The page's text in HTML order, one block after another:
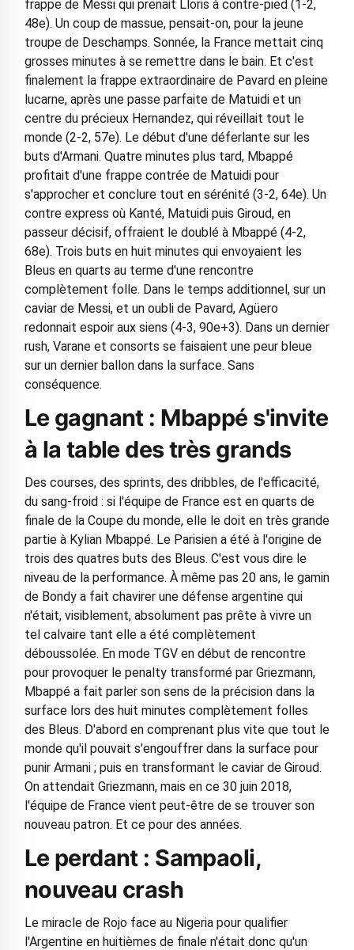
frappe de Messi qui prenait Lloris à contre-pied (1-2,
48e). Un coup de massue, pensait-on, pour la jeune
troupe de Deschamps. Sonnée, la France mettait cinq
grosses minutes à se remettre dans le bain. Et c'est
finalement la frappe extraordinaire de Pavard en pleine
lucarne, après une passe parfaite de Matuidi et un
centre du précieux Hernandez, qui réveillait tout le
monde (2-2, 57e). Le début d'une déferlante sur les
buts d'Armani. Quatre minutes plus tard, Mbappé
profitait d'une frappe contrée de Matuidi pour
s'approcher et conclure tout en sérénité (3-2, 64e). Un
contre express où Kanté, Matuidi puis Giroud, en
passeur décisif, offraient le doublé à Mbappé (4-2,
68e). Trois buts en huit minutes qui envoyaient les
Bleus en quarts au terme d'une rencontre
complètement folle. Dans le temps additionnel, sur un
caviar de Messi, et un oubli de Pavard, Agüero
redonnait espoir aux siens (4-3, 90e+3). Dans un dernier
rush, Varane et consorts se faisaient une peur bleue
sur un dernier ballon dans la surface. Sans
conséquence.
Le gagnant : Mbappé s'invite
à la table des très grands
Des courses, des sprints, des dribbles, de l'efficacité,
du sang-froid : si l'équipe de France est en quarts de
finale de la Coupe du monde, elle le doit en très grande
partie à Kylian Mbappé. Le Parisien a été à l'origine de
trois des quatres buts des Bleus. C'est vous dire le
niveau de la performance. À même pas 20 ans, le gamin
de Bondy a fait chavirer une défense argentine qui
n'était, visiblement, absolument pas prête à vivre un
tel calvaire tant elle a été complètement
déboussolée. En mode TGV en début de rencontre
pour provoquer le penalty transformé par Griezmann,
Mbappé a fait parler son sens de la précision dans la
surface lors des huit minutes complètement folles
des Bleus. D'abord en comprenant plus vite que tout le
monde qu'il pouvait s'engouffrer dans la surface pour
punir Armani ; puis en transformant le caviar de Giroud.
On attendait Griezmann, mais en ce 30 juin 2018,
l'équipe de France vient peut-être de se trouver son
nouveau patron. Et ce pour des années.
Le perdant : Sampaoli,
nouveau crash
Le miracle de Rojo face au Nigeria pour qualifier
l'Argentine en huitièmes de finale n'était donc qu'un